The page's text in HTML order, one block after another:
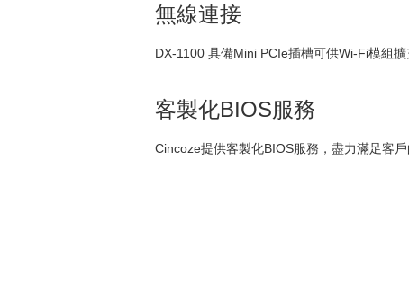
無線連接
DX-1100 具備Mini PCIe插槽可供Wi-Fi模組
客製化BIOS服務
Cincoze提供客製化BIOS服務，盡力滿足客